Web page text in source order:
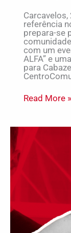
Carcavelos,
referência
prepara-se
com um
ALFA” e
para
Read More »
Campo
Pequeno
24
Margarida
Salsa